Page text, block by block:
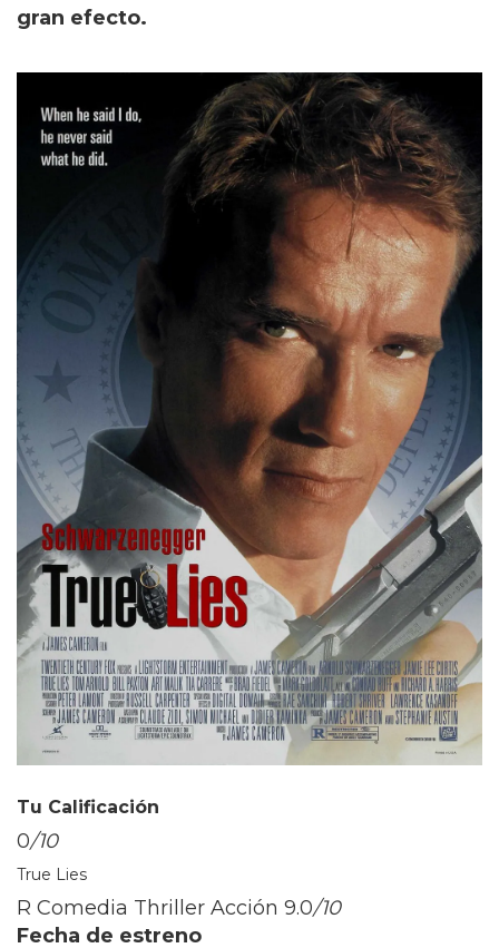
gran efecto.
Tu Calificación
0/10
True Lies
R Comedia Thriller Acción 9.0/10
Fecha de estreno